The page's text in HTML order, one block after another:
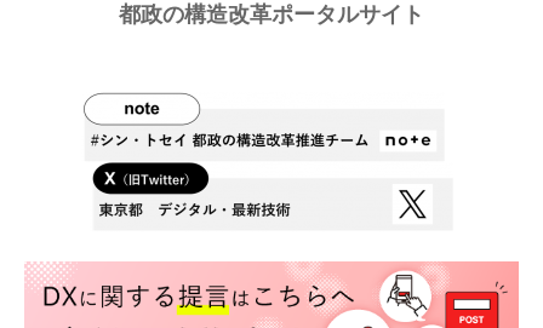
都政の構造改革ポータルサイト